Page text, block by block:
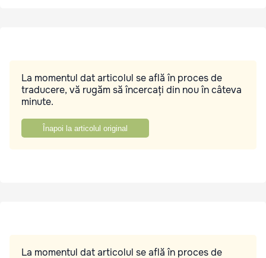
La momentul dat articolul se află în proces de
traducere, vă rugăm să încercați din nou în câteva
minute.
Înapoi la articolul original
La momentul dat articolul se află în proces de